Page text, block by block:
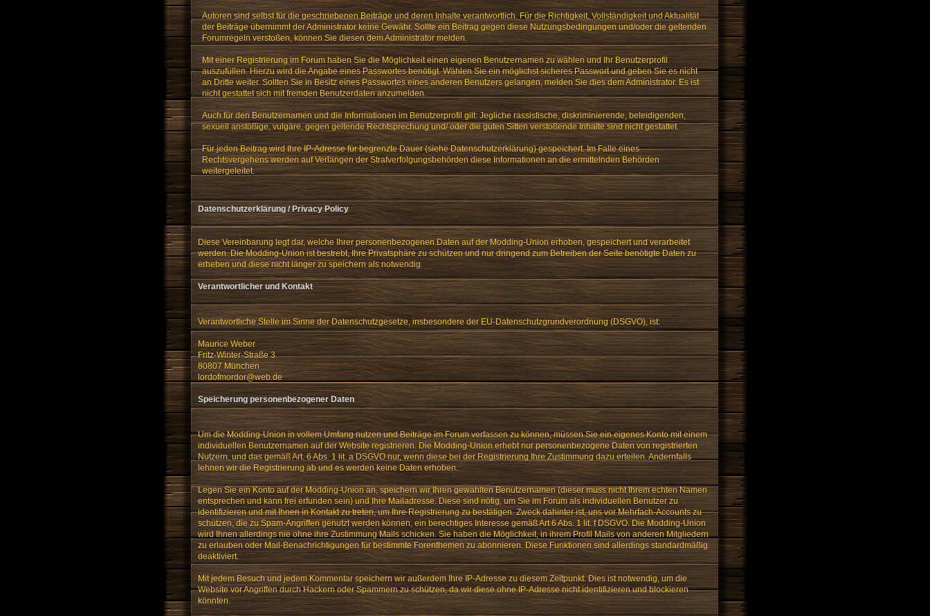
Autoren sind selbst für die geschriebenen Beiträge und deren Inhalte verantwortlich. Für die Richtigkeit, Vollständigkeit und Aktualität
der Beiträge übernimmt der Administrator keine Gewähr. Sollte ein Beitrag gegen diese Nutzungsbedingungen und/oder die geltenden
Forumregeln verstoßen, können Sie diesen dem Administrator melden.
Mit einer Registrierung im Forum haben Sie die Möglichkeit einen eigenen Benutzernamen zu wählen und Ihr Benutzerprofil
auszufüllen. Hierzu wird die Angabe eines Passwortes benötigt. Wählen Sie ein möglichst sicheres Passwort und geben Sie es nicht
an Dritte weiter. Sollten Sie in Besitz eines Passwortes eines anderen Benutzers gelangen, melden Sie dies dem Administrator. Es ist
nicht gestattet sich mit fremden Benutzerdaten anzumelden.
Auch für den Benutzernamen und die Informationen im Benutzerprofil gilt: Jegliche rassistische, diskriminierende, beleidigenden,
sexuell anstößige, vulgäre, gegen geltende Rechtsprechung und/ oder die guten Sitten verstoßende Inhalte sind nicht gestattet.
Für jeden Beitrag wird Ihre IP-Adresse für begrenzte Dauer (siehe Datenschutzerklärung) gespeichert. Im Falle eines
Rechtsvergehens werden auf Verlangen der Strafverfolgungsbehörden diese Informationen an die ermittelnden Behörden
weitergeleitet.
Datenschutzerklärung / Privacy Policy
Diese Vereinbarung legt dar, welche Ihrer personenbezogenen Daten auf der Modding-Union erhoben, gespeichert und verarbeitet
werden. Die Modding-Union ist bestrebt, Ihre Privatsphäre zu schützen und nur dringend zum Betreiben der Seite benötigte Daten zu
erheben und diese nicht länger zu speichern als notwendig.
Verantwortlicher und Kontakt
Verantwortliche Stelle im Sinne der Datenschutzgesetze, insbesondere der EU-Datenschutzgrundverordnung (DSGVO), ist:
Maurice Weber
Fritz-Winter-Straße 3
80807 München
lordofmordor@web.de
Speicherung personenbezogener Daten
Um die Modding-Union in vollem Umfang nutzen und Beiträge im Forum verfassen zu können, müssen Sie ein eigenes Konto mit einem
individuellen Benutzernamen auf der Website registrieren. Die Modding-Union erhebt nur personenbezogene Daten von registrierten
Nutzern, und das gemäß Art. 6 Abs. 1 lit. a DSGVO nur, wenn diese bei der Registrierung Ihre Zustimmung dazu erteilen. Andernfalls
lehnen wir die Registrierung ab und es werden keine Daten erhoben.
Legen Sie ein Konto auf der Modding-Union an, speichern wir Ihren gewählten Benutzernamen (dieser muss nicht Ihrem echten Namen
entsprechen und kann frei erfunden sein) und Ihre Mailadresse. Diese sind nötig, um Sie im Forum als individuellen Benutzer zu
identifizieren und mit Ihnen in Kontakt zu treten, um Ihre Registrierung zu bestätigen. Zweck dahinter ist, uns vor Mehrfach-Accounts zu
schützen, die zu Spam-Angriffen genutzt werden können, ein berechtiges Interesse gemäß Art 6 Abs. 1 lit. f DSGVO. Die Modding-Union
wird Ihnen allerdings nie ohne ihre Zustimmung Mails schicken. Sie haben die Möglichkeit, in ihrem Profil Mails von anderen Mitgliedern
zu erlauben oder Mail-Benachrichtigungen für bestimmte Forenthemen zu abonnieren. Diese Funktionen sind allerdings standardmäßig
deaktiviert.
Mit jedem Besuch und jedem Kommentar speichern wir außerdem Ihre IP-Adresse zu diesem Zeitpunkt. Dies ist notwendig, um die
Website vor Angriffen durch Hackern oder Spammern zu schützen, da wir diese ohne IP-Adresse nicht identifizieren und blockieren
könnten.